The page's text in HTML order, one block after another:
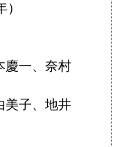
慶一、奈村
美子、地井